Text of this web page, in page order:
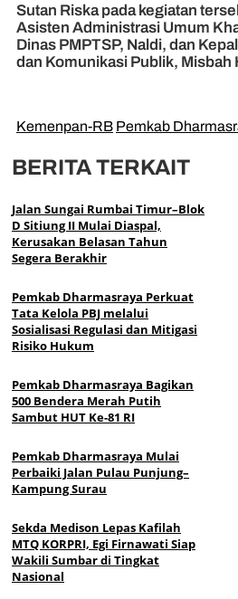
Sutan Riska pada kegiatan
Asisten Administrasi Umum
Dinas PMPTSP, Naldi, dan
dan Komunikasi Publik, Misbah
Kemenpan-RB Pemkab
BERITA TERKAIT
Jalan Sungai Rumbai Timur–Blok
D Sitiung II Mulai Diaspal,
Kerusakan Belasan Tahun
Segera Berakhir
Pemkab Dharmasraya Perkuat
Tata Kelola PBJ melalui
Sosialisasi Regulasi dan Mitigasi
Risiko Hukum
Pemkab Dharmasraya Bagikan
500 Bendera Merah Putih
Sambut HUT Ke-81 RI
Pemkab Dharmasraya Mulai
Perbaiki Jalan Pulau Punjung–
Kampung Surau
Sekda Medison Lepas Kafilah
MTQ KORPRI, Egi Firnawati Siap
Wakili Sumbar di Tingkat
Nasional